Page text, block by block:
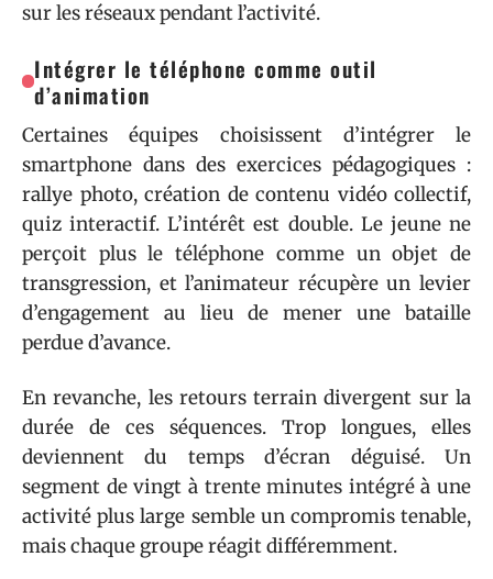
sur les réseaux pendant l’activité.
Intégrer le téléphone comme outil
d’animation
Certaines équipes choisissent d’intégrer le
smartphone dans des exercices pédagogiques :
rallye photo, création de contenu vidéo collectif,
quiz interactif. L’intérêt est double. Le jeune ne
perçoit plus le téléphone comme un objet de
transgression, et l’animateur récupère un levier
d’engagement au lieu de mener une bataille
perdue d’avance.
En revanche, les retours terrain divergent sur la
durée de ces séquences. Trop longues, elles
deviennent du temps d’écran déguisé. Un
segment de vingt à trente minutes intégré à une
activité plus large semble un compromis tenable,
mais chaque groupe réagit différemment.